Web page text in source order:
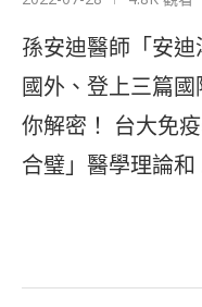
孫安迪醫師「安
國外、登上三篇
你解密！ 台大免
合璧」醫學理論